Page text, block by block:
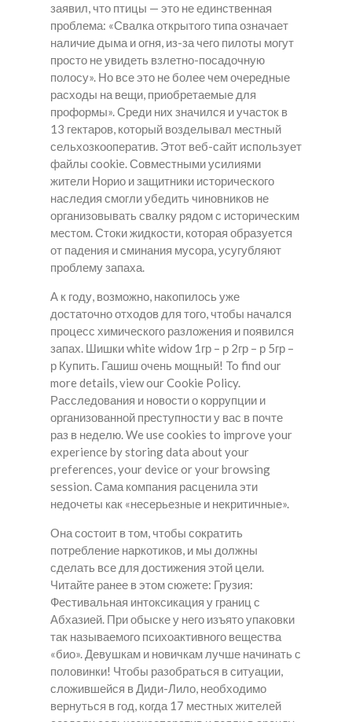
заявил, что птицы — это не единственная
проблема: «Свалка открытого типа означает
наличие дыма и огня, из-за чего пилоты могут
просто не увидеть взлетно-посадочную
полосу». Но все это не более чем очередные
расходы на вещи, приобретаемые для
проформы». Среди них значился и участок в
13 гектаров, который возделывал местный
сельхозкооператив. Этот веб-сайт использует
файлы cookie. Совместными усилиями
жители Норио и защитники исторического
наследия смогли убедить чиновников не
организовывать свалку рядом с историческим
местом. Стоки жидкости, которая образуется
от падения и сминания мусора, усугубляют
проблему запаха.
А к году, возможно, накопилось уже
достаточно отходов для того, чтобы начался
процесс химического разложения и появился
запах. Шишки white widow 1гр – р 2гр – р 5гр –
р Купить. Гашиш очень мощный! To find our
more details, view our Cookie Policy.
Расследования и новости о коррупции и
организованной преступности у вас в почте
раз в неделю. We use cookies to improve your
experience by storing data about your
preferences, your device or your browsing
session. Сама компания расценила эти
недочеты как «несерьезные и некритичные».
Она состоит в том, чтобы сократить
потребление наркотиков, и мы должны
сделать все для достижения этой цели.
Читайте ранее в этом сюжете: Грузия:
Фестивальная интоксикация у границ с
Абхазией. При обыске у него изъято упаковки
так называемого психоактивного вещества
«био». Девушкам и новичкам лучше начинать с
половинки! Чтобы разобраться в ситуации,
сложившейся в Диди-Лило, необходимо
вернуться в год, когда 17 местных жителей